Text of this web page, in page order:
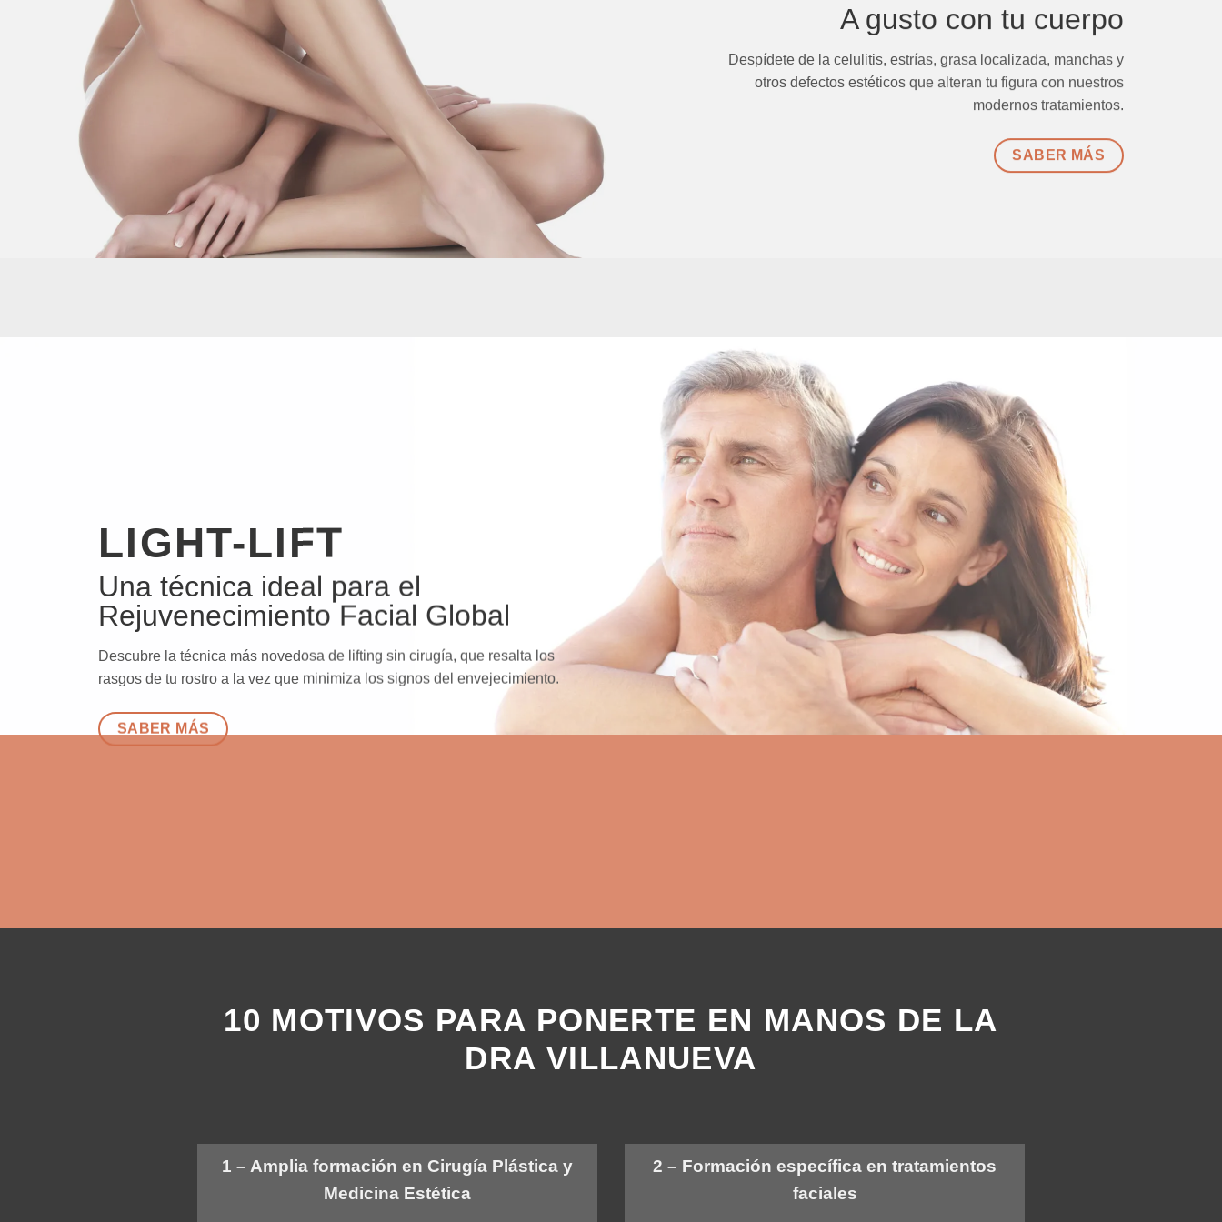
A gusto con tu cuerpo
Despídete de la celulitis, estrías, grasa localizada, manchas y
otros defectos estéticos que alteran tu figura con nuestros
modernos tratamientos.
SABER MÁS
LIGHT-LIFT
Una técnica ideal para el
Rejuvenecimiento Facial Global
Descubre la técnica más novedosa de lifting sin cirugía, que resalta los
rasgos de tu rostro a la vez que minimiza los signos del envejecimiento.
SABER MÁS
10 MOTIVOS PARA PONERTE EN MANOS DE LA
DRA VILLANUEVA
1 – Amplia formación en Cirugía Plástica y
Medicina Estética
2 – Formación específica en tratamientos
faciales